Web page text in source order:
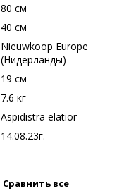
80 см
40 см
Nieuwkoop Europe
(Нидерланды)
19 см
7.6 кг
Aspidistra elatior
14.08.23г.
Сравнить все